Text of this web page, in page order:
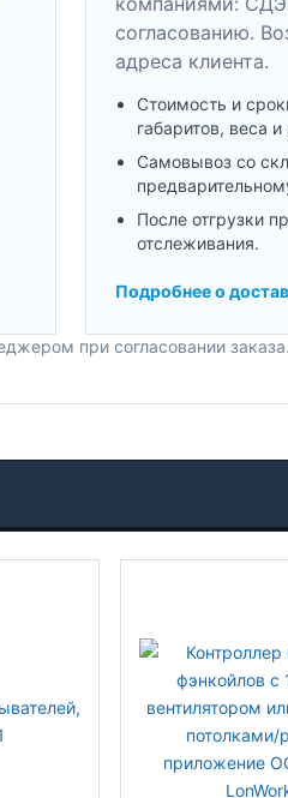
согласованию.
адреса клиента.
Стоимость и
габаритов, веса и
Самовывоз со
После отгрузки
отслеживания.
Подробнее о
при согласовании заказа.